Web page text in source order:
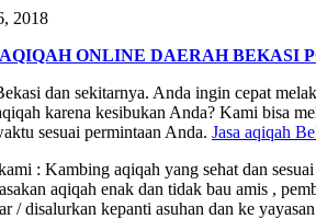
2018
ONLINE DAERAH BEKASI
dan sekitarnya. Anda ingin cepat
karena kesibukan Anda? Kami bisa
sesuai permintaan Anda. Jasa aqiqah
: Kambing aqiqah yang sehat dan
aqiqah enak dan tidak bau amis ,
/ disalurkan kepanti asuhan dan ke